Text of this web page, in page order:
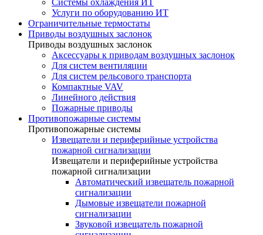
Системы охлаждения ИТ
Услуги по оборудованию ИТ
Ограничительные термостаты
Приводы воздушных заслонок
Приводы воздушных заслонок
Аксессуары к приводам воздушных заслонок
Для систем вентиляции
Для систем рельсового транспорта
Компактные VAV
Линейного действия
Пожарные приводы
Противопожарные системы
Противопожарные системы
Извещатели и периферийные устройства
пожарной сигнализации
Извещатели и периферийные устройства
пожарной сигнализации
Автоматический извещатель пожарной
сигнализации
Дымовые извещатели пожарной
сигнализации
Звуковой извещатель пожарной